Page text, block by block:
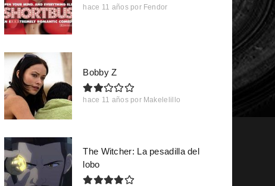
hace 11 años por Fendor
Bobby Z
hace 11 años por Makelelillo
The Witcher: La pesadilla del
lobo